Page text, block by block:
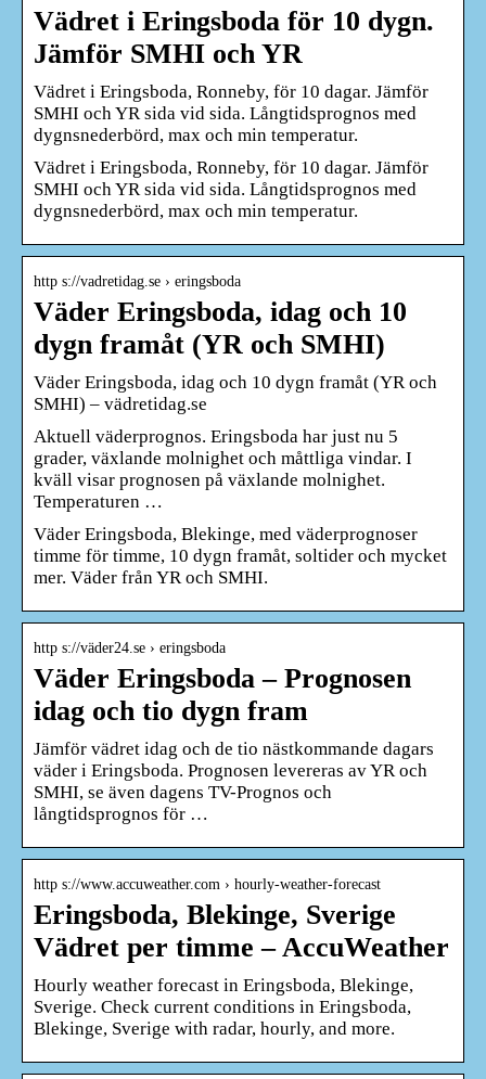
Vädret i Eringsboda för 10 dygn.
Jämför SMHI och YR
Vädret i Eringsboda, Ronneby, för 10 dagar. Jämför
SMHI och YR sida vid sida. Långtidsprognos med
dygnsnederbörd, max och min temperatur.
Vädret i Eringsboda, Ronneby, för 10 dagar. Jämför
SMHI och YR sida vid sida. Långtidsprognos med
dygnsnederbörd, max och min temperatur.
http s://vadretidag.se › eringsboda
Väder Eringsboda, idag och 10
dygn framåt (YR och SMHI)
Väder Eringsboda, idag och 10 dygn framåt (YR och
SMHI) – vädretidag.se
Aktuell väderprognos. Eringsboda har just nu 5
grader, växlande molnighet och måttliga vindar. I
kväll visar prognosen på växlande molnighet.
Temperaturen …
Väder Eringsboda, Blekinge, med väderprognoser
timme för timme, 10 dygn framåt, soltider och mycket
mer. Väder från YR och SMHI.
http s://väder24.se › eringsboda
Väder Eringsboda – Prognosen
idag och tio dygn fram
Jämför vädret idag och de tio nästkommande dagars
väder i Eringsboda. Prognosen levereras av YR och
SMHI, se även dagens TV-Prognos och
långtidsprognos för …
http s://www.accuweather.com › hourly-weather-forecast
Eringsboda, Blekinge, Sverige
Vädret per timme – AccuWeather
Hourly weather forecast in Eringsboda, Blekinge,
Sverige. Check current conditions in Eringsboda,
Blekinge, Sverige with radar, hourly, and more.